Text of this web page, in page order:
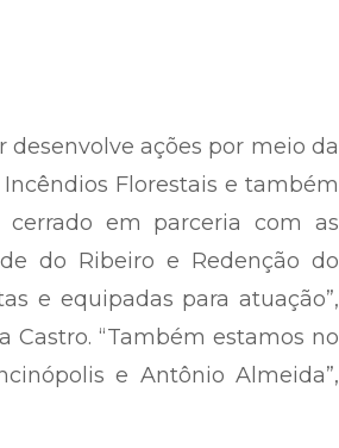
ações por meio da
Florestais e também
em parceria com as
do Ribeiro e Redenção do
e equipadas para atuação”,
Castro. “Também estamos no
e Antônio Almeida”,